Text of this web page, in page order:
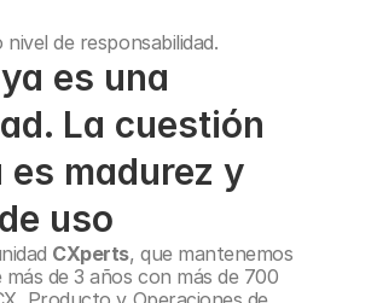
nivel de responsabilidad.
es una
La cuestión
es madurez y
uso
CXperts, que mantenemos
más de 3 años con más de 700